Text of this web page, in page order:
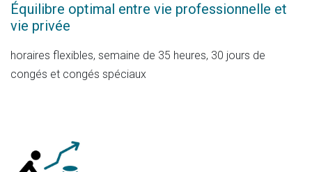
Équilibre optimal entre vie professionnelle et
vie privée
horaires flexibles, semaine de 35 heures, 30 jours de
congés et congés spéciaux